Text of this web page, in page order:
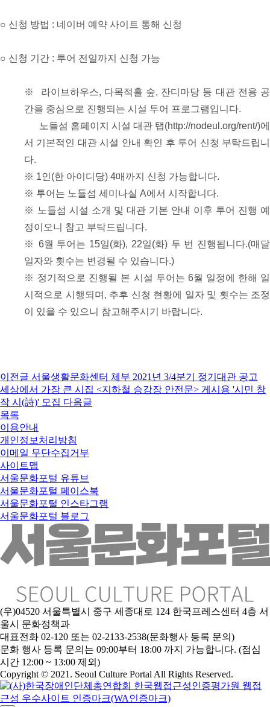
○ 신청 방법 : 네이버 예약 사이트 통해 신청
○ 신청 기간 : 투어 전일까지 신청 가능
※ 라이브하우스, 다목적홀 숲, 잔디마당 등 대관 전용 공
간을 중심으로 진행되는 시설 투어 프로그램입니다.
노들섬 홈페이지 시설 대관 탭(http://nodeul.org/rent/)에
서 기본적인 대관 시설 안내 확인 후 투어 신청 부탁드립니
다.
※ 1인(한 아이디당) 4매까지 신청 가능합니다.
※ 투어는 노들섬 세미나실 A에서 시작합니다.
※ 노들섬 시설 소개 및 대관 기본 안내 이후 투어 진행 예
정이오니 참고 부탁드립니다.
※ 6월 투어는 15일(화), 22일(화) 두 번 진행됩니다.(매달
일자와 횟수는 변경될 수 있습니다.)
※ 정기적으로 진행될 본 시설 투어는 6월 일정에 한해 일
시적으로 시행되며, 추후 신청 현황에 일자 및 횟수는 조정
이 있을 수 있으니 참고해주시기 바랍니다.
이전글 서울생활문화센터 체부 2021년 3/4분기 정기대관 공고
세상에서 가장 큰 시집 <지하철 승강장 안전문> 게시용 '시민 창
작 시(詩)' 모집 다음글
목록
이용안내
개인정보처리방침
이메일 무단수집거부
사이트맵
서울문화포털 유튜브
서울문화포털 페이스북
서울문화포털 인스타그램
서울문화포털 블로그
(우)04520 서울특별시 중구 세종대로 124 한국프레스센터 4층 서
울시 문화정책과
대표전화 02-120 또는 02-2133-2538(문화행사 등록 문의)
문화 행사 등록 문의는 09:00부터 18:00 까지 가능합니다. (점심
시간 12:00 ~ 13:00 제외)
Copyright © 2021. Seoul Culture Portal All Rights Reserved.